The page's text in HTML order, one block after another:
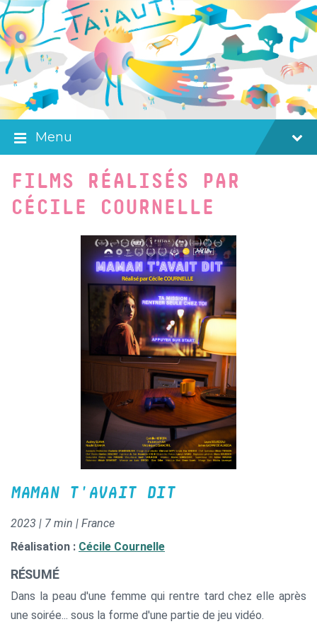
Skip
to
content
Skip
to
main
navigation
Skip
to
footer
Menu
FILMS RÉALISÉS PAR
CÉCILE COURNELLE
MAMAN T'AVAIT DIT
2023 | 7 min | France
Réalisation : Cécile Cournelle
RÉSUMÉ
Dans la peau d'une femme qui rentre tard chez elle après
une soirée... sous la forme d'une partie de jeu vidéo.